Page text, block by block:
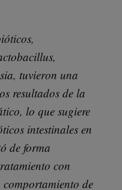
tuvieron una
resultados de la
lo que sugiere
intestinales en
de forma
con
de